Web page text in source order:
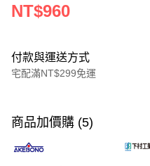
NT$960
付款與運送方式
宅配滿NT$299免運
信用卡一次付款
LINE Pay
商品加價購 (5)